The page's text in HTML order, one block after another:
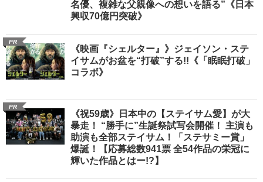
名優、複雑な父親像への想いを語る”《日本
興収70億円突破》
PR
《映画『シェルター』》ジェイソン・ステ
イサムがお盆を“打破”する!!《「眠眠打破」
コラボ》
PR
《祝59歳》日本中の【ステイサム愛】が大
暴走！ “勝手に”生誕祭試写会開催！ 主演も
助演も全部ステイサム！「ステサミー賞」
爆誕！【応募総数941票 全54作品の栄冠に
輝いた作品とはー!?】